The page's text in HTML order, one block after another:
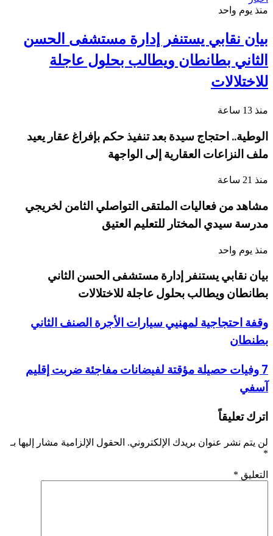
منذ يوم واحد
بيان نقابي يستنفر إدارة مستشفى الحسن
الثاني بطانطان ويطالب بحلول عاجلة
للاختلالات
منذ 13 ساعة
الوطية.. احتجاج سيدة بعد تنفيذ حكم بإفراغ عقار يعيد
ملف النزاعات العقارية إلى الواجهة
منذ 21 ساعة
مشاهد من فعاليات الملتقى التواصلي الثامن لخريجي
مدرسة سيدي المختار للتعليم العتيق
منذ يوم واحد
بيان نقابي يستنفر إدارة مستشفى الحسن الثاني
بطانطان ويطالب بحلول عاجلة للاختلالات
وقفة احتجاجية لمهنيي سيارات الأجرة الصنف الثاني
بطنطان
7 وفيات حصيلة مؤقتة لفيضانات مفاجئة ضربت إقليم
آسفي
اترك تعليقاً
لن يتم نشر عنوان بريدك الإلكتروني. الحقول الإلزامية مشار إليها بـ
*
التعليق *